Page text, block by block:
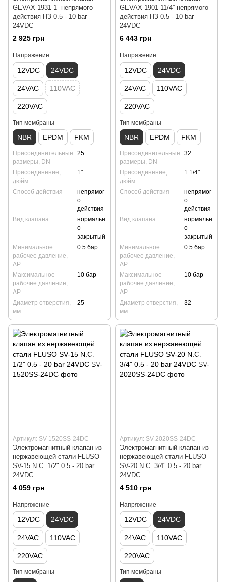
GEVAX 1931 1” непрямого
действия НЗ 0.5 - 10 bar
24VDC
2 925 грн
Напряжение
12VDC 24VDC
24VAC 110VAC
220VAC
Тип мембраны
NBR EPDM FKM
Присоединительные
размеры, DN
25
Присоединение,
дюйм
1"
Способ действия
непрямог
о
действия
Вид клапана
нормальн
о
закрытый
Минимальное
рабочее давление,
ΔP
0.5 бар
Максимальное
рабочее давление,
ΔP
10 бар
Диаметр отверстия,
мм
25
GEVAX 1901 11/4” непрямого
действия НЗ 0.5 - 10 bar
24VDC
6 443 грн
Напряжение
12VDC 24VDC
24VAC 110VAC
220VAC
Тип мембраны
NBR EPDM FKM
Присоединительные
размеры, DN
32
Присоединение,
дюйм
1 1/4"
Способ действия
непрямог
о
действия
Вид клапана
нормальн
о
закрытый
Минимальное
рабочее давление,
ΔP
0.5 бар
Максимальное
рабочее давление,
ΔP
10 бар
Диаметр отверстия,
мм
32
Артикул: SV-1520SS-24DC
Электромагнитный клапан из
нержавеющей стали FLUSO
SV-15 N.C. 1/2" 0.5 - 20 bar
24VDC
4 059 грн
Напряжение
12VDC 24VDC
24VAC 110VAC
220VAC
Тип мембраны
Артикул: SV-2020SS-24DC
Электромагнитный клапан из
нержавеющей стали FLUSO
SV-20 N.C. 3/4" 0.5 - 20 bar
24VDC
4 510 грн
Напряжение
12VDC 24VDC
24VAC 110VAC
220VAC
Тип мембраны